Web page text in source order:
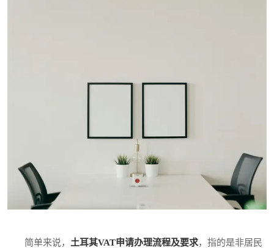
简单来说， 土耳其VAT申请办理流程及要求，指的是非居民